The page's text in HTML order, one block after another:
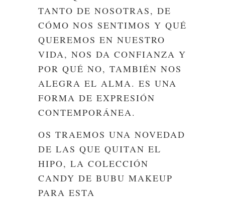
TANTO DE NOSOTRAS, DE
CÓMO NOS SENTIMOS Y QUÉ
QUEREMOS EN NUESTRO
VIDA, NOS DA CONFIANZA Y
POR QUÉ NO, TAMBIÉN NOS
ALEGRA EL ALMA. ES UNA
FORMA DE EXPRESIÓN
CONTEMPORÁNEA.
OS TRAEMOS UNA NOVEDAD
DE LAS QUE QUITAN EL
HIPO, LA COLECCIÓN
CANDY DE BUBU MAKEUP
PARA ESTA